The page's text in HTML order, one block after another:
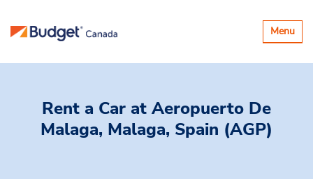
Basculer
la
Menu
Rent a Car at Aeropuerto De
Malaga, Malaga, Spain (AGP)